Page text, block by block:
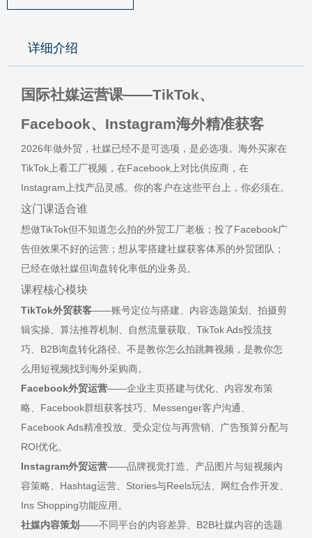
详细介绍
国际社媒运营课——TikTok、
Facebook、Instagram海外精准获客
2026年做外贸，社媒已经不是可选项，是必选项。海外买家在
TikTok上看工厂视频，在Facebook上对比供应商，在
Instagram上找产品灵感。你的客户在这些平台上，你必须在。
这门课适合谁
想做TikTok但不知道怎么拍的外贸工厂老板；投了Facebook广
告但效果不好的运营；想从零搭建社媒获客体系的外贸团队；
已经在做社媒但询盘转化率低的业务员。
课程核心模块
TikTok外贸获客——账号定位与搭建、内容选题策划、拍摄剪
辑实操、算法推荐机制、自然流量获取、TikTok Ads投流技
巧、B2B询盘转化路径。不是教你怎么拍跳舞视频，是教你怎
么用短视频找到海外采购商。
Facebook外贸运营——企业主页搭建与优化、内容发布策
略、Facebook群组获客技巧、Messenger客户沟通、
Facebook Ads精准投放、受众定位与再营销、广告预算分配与
ROI优化。
Instagram外贸运营——品牌视觉打造、产品图片与短视频内
容策略、Hashtag运营、Stories与Reels玩法、网红合作开发、
Ins Shopping功能应用。
社媒内容策划——不同平台的内容差异、B2B社媒内容的选题